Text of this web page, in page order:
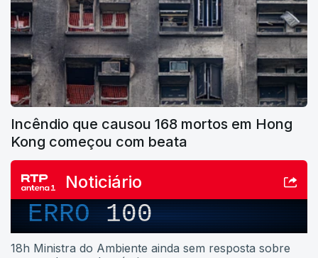
Incêndio que causou 168 mortos em Hong
Kong começou com beata
Noticiário
ERRO 100
18h Ministra do Ambiente ainda sem resposta sobre